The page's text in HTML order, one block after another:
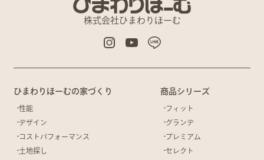
株式会社ひまわりほーむ
ひまわりほーむの家づくり
性能
デザイン
コストパフォーマンス
土地探し
商品シリーズ
フィット
グランデ
プレミアム
セレクト